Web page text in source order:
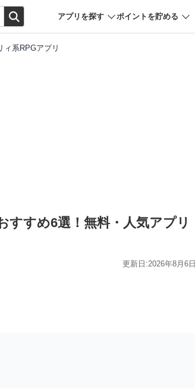
アプリを探す ポイントを貯める
ィ系RPGアプリ
すすめ6選！無料・人気アプリ
更新日:2026年8月6日